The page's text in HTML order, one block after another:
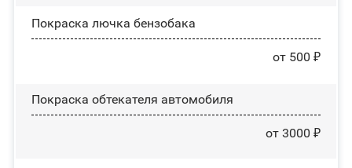
Покраска лючка бензобака
от 500 ₽
Покраска обтекателя автомобиля
от 3000 ₽